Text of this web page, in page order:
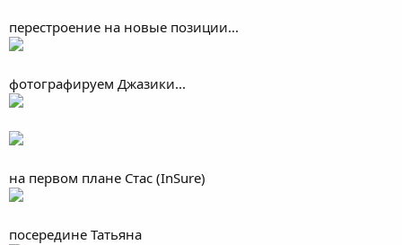
перестроение на новые позиции...
фотографируем Джазики...
на первом плане Стас (InSure)
посередине Татьяна